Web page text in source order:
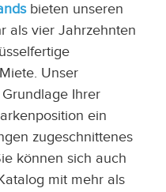
bieten unseren
als vier Jahrzehnten
Unser
Ihrer
ein
zugeschnittenes
können sich auch
mit mehr als